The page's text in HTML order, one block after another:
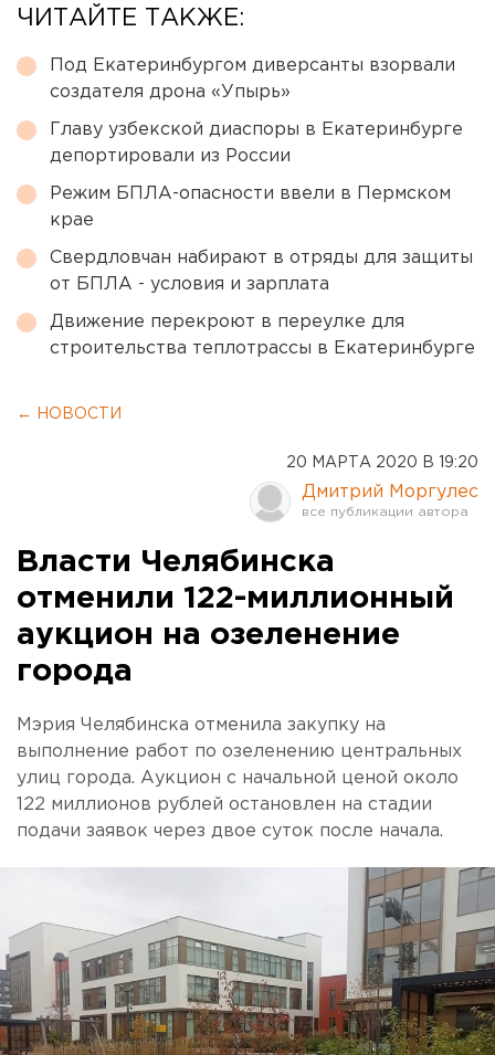
ЧИТАЙТЕ ТАКЖЕ:
Под Екатеринбургом диверсанты взорвали
создателя дрона «Упырь»
Главу узбекской диаспоры в Екатеринбурге
депортировали из России
Режим БПЛА-опасности ввели в Пермском
крае
Свердловчан набирают в отряды для защиты
от БПЛА - условия и зарплата
Движение перекроют в переулке для
строительства теплотрассы в Екатеринбурге
← НОВОСТИ
20 МАРТА 2020 В 19:20
Дмитрий Моргулес
Власти Челябинска
отменили 122-миллионный
аукцион на озеленение
города
Мэрия Челябинска отменила закупку на
выполнение работ по озеленению центральных
улиц города. Аукцион с начальной ценой около
122 миллионов рублей остановлен на стадии
подачи заявок через двое суток после начала.